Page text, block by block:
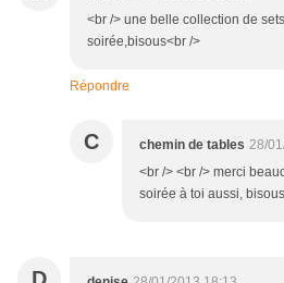
<br /> une belle collection de
soirée,bisous<br />
Répondre
C chemin de tables 28/
<br /> <br /> merci
soirée à toi aussi,